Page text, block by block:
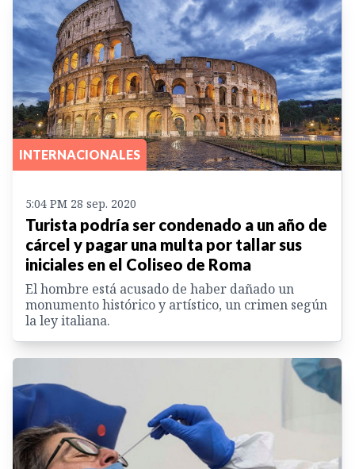
INTERNACIONALES
5:04 PM 28 sep. 2020
Turista podría ser condenado a un año de
cárcel y pagar una multa por tallar sus
iniciales en el Coliseo de Roma
El hombre está acusado de haber dañado un
monumento histórico y artístico, un crimen según
la ley italiana.